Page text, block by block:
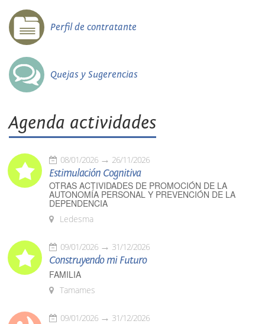
Perfil de contratante
Quejas y Sugerencias
Agenda actividades
08/01/2026 26/11/2026
Estimulación Cognitiva
OTRAS ACTIVIDADES DE PROMOCIÓN DE LA
AUTONOMÍA PERSONAL Y PREVENCIÓN DE LA
DEPENDENCIA
Ledesma
09/01/2026 31/12/2026
Construyendo mi Futuro
FAMILIA
Tamames
09/01/2026 31/12/2026